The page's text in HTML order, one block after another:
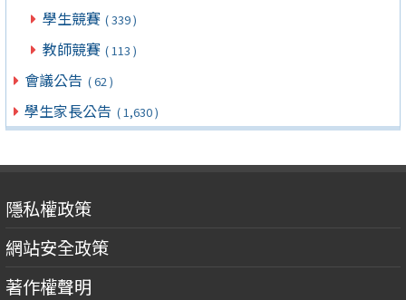
學生競賽 ( 339 )
教師競賽 ( 113 )
會議公告 ( 62 )
學生家長公告 ( 1,630 )
隱私權政策
網站安全政策
著作權聲明